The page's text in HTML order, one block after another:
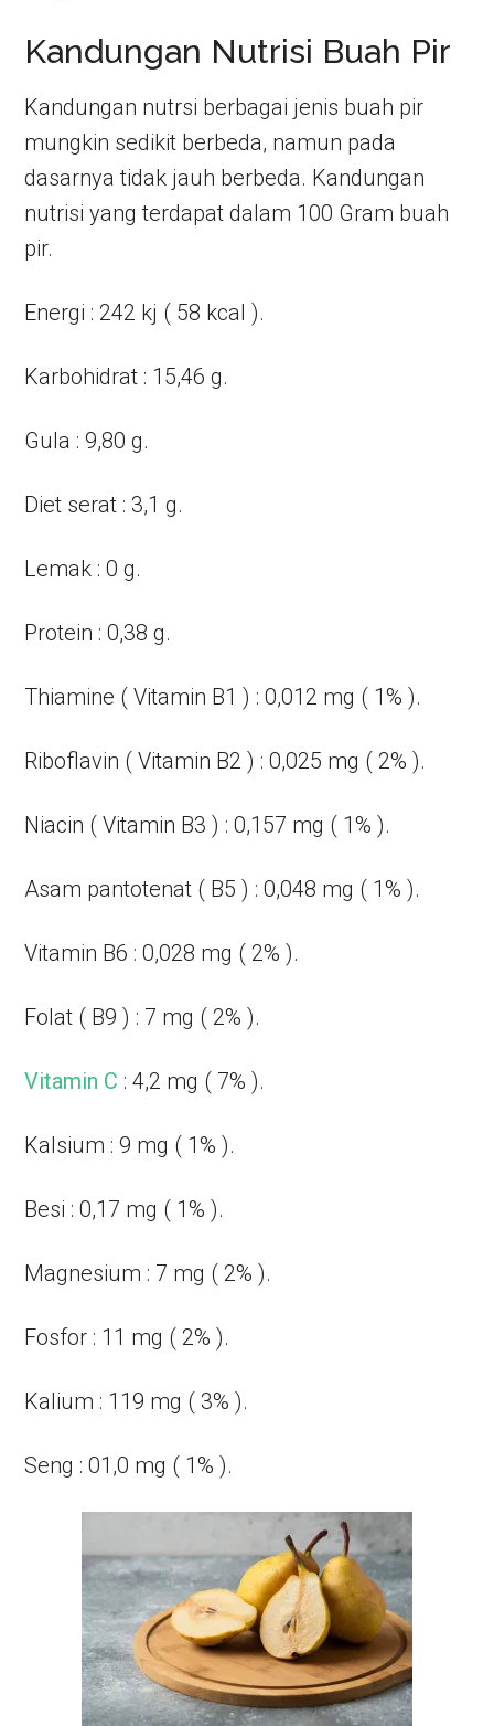
Kandungan Nutrisi Buah Pir
Kandungan nutrsi berbagai jenis buah pir
mungkin sedikit berbeda, namun pada
dasarnya tidak jauh berbeda. Kandungan
nutrisi yang terdapat dalam 100 Gram buah
pir.
Energi : 242 kj ( 58 kcal ).
Karbohidrat : 15,46 g.
Gula : 9,80 g.
Diet serat : 3,1 g.
Lemak : 0 g.
Protein : 0,38 g.
Thiamine ( Vitamin B1 ) : 0,012 mg ( 1% ).
Riboflavin ( Vitamin B2 ) : 0,025 mg ( 2% ).
Niacin ( Vitamin B3 ) : 0,157 mg ( 1% ).
Asam pantotenat ( B5 ) : 0,048 mg ( 1% ).
Vitamin B6 : 0,028 mg ( 2% ).
Folat ( B9 ) : 7 mg ( 2% ).
Vitamin C : 4,2 mg ( 7% ).
Kalsium : 9 mg ( 1% ).
Besi : 0,17 mg ( 1% ).
Magnesium : 7 mg ( 2% ).
Fosfor : 11 mg ( 2% ).
Kalium : 119 mg ( 3% ).
Seng : 01,0 mg ( 1% ).